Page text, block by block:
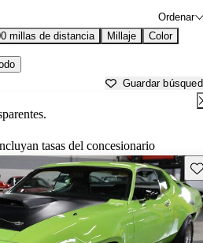
Ordenar
millas de distancia Millaje Color
Guardar
tasas del concesionario